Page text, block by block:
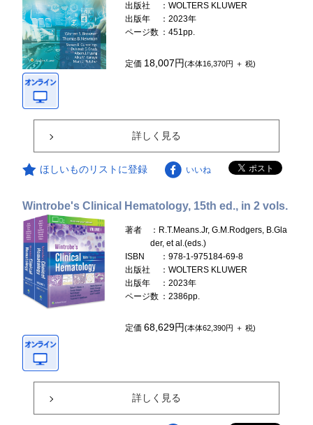
出版社
：WOLTERS KLUWER
出版年
：2023年
ページ数 ：451pp.
定価 18,007円(本体16,370円 ＋ 税)
詳しく見る
ほしいものリストに登録 いいね
Wintrobe's Clinical Hematology, 15th ed., in 2 vols.
著者
：R.T.Means.Jr, G.M.Rodgers, B.Gla
der, et al.(eds.)
ISBN
：978-1-975184-69-8
出版社
：WOLTERS KLUWER
出版年
：2023年
ページ数 ：2386pp.
定価68,629円(本体62,390円 ＋ 税)
詳しく見る